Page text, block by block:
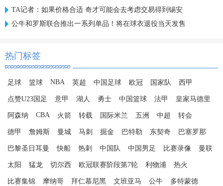
TA记者：如果价格合适 奇才可能会去考虑交易得到锡安
公牛和罗斯联合推出一系列单品！将在球衣退役当天发售
热门标签
足球 篮球 NBA 英超 中国足球 欧冠 国家队 西甲
点赞U23国足 意甲 湖人 勇士 中国篮球 法甲 皇家马德里
阿森纳 CBA 火箭 转载 国际米兰 五洲 中超 转会
德甲 詹姆斯 曼城 马刺 掘金 巴特勒 东契奇 巴塞罗那
巴黎圣日耳曼 快船 热刺 中国队 中国男足 比赛录像 曼联
太阳 猛龙 切尔西 欧冠联赛阶段第7轮 利物浦 热火
比赛集锦 摩纳哥 拜仁慕尼黑 文班亚马 公牛 多特蒙德